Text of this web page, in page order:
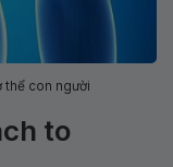
thể con người
to